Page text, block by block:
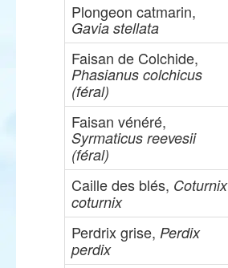
Plongeon catmarin,
Gavia stellata
Faisan de Colchide,
Phasianus colchicus
(féral)
Faisan vénéré,
Syrmaticus reevesii
(féral)
Caille des blés, Coturnix
coturnix
Perdrix grise, Perdix
perdix